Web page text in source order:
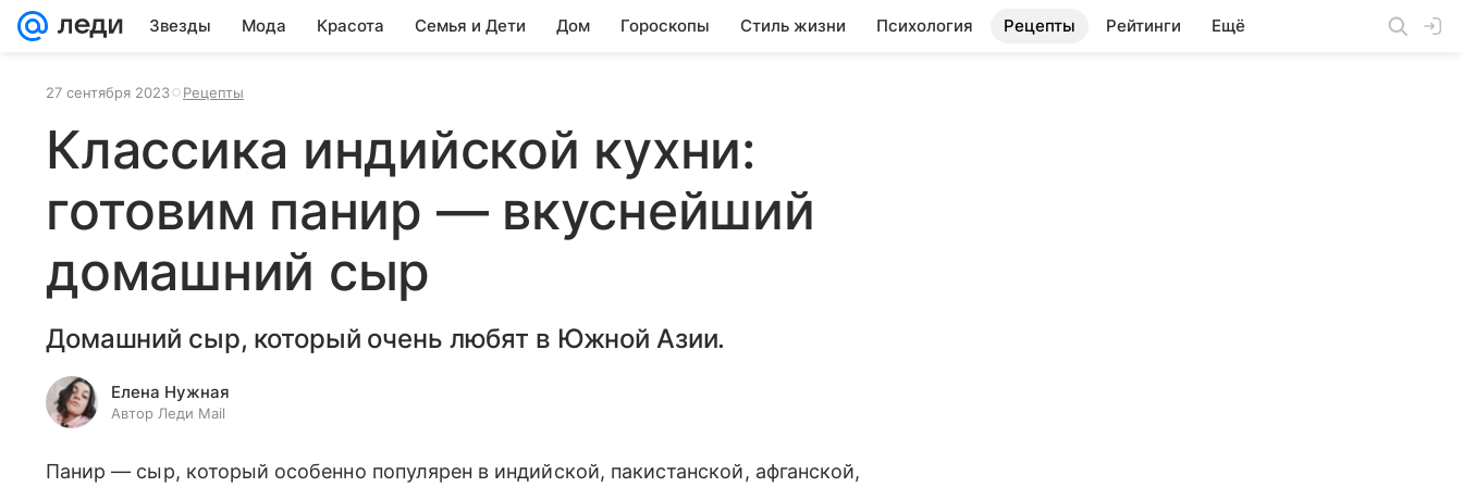
Звезды Мода Красота Семья и Дети Дом Гороскопы Стиль жизни Психология Рецепты Рейтинги Ещё
27 сентября 2023 Рецепты
Классика индийской кухни:
готовим панир — вкуснейший
домашний сыр
Домашний сыр, который очень любят в Южной Азии.
Елена Нужная
Автор Леди Mail
Панир — сыр, который особенно популярен в индийской, пакистанской, афганской,